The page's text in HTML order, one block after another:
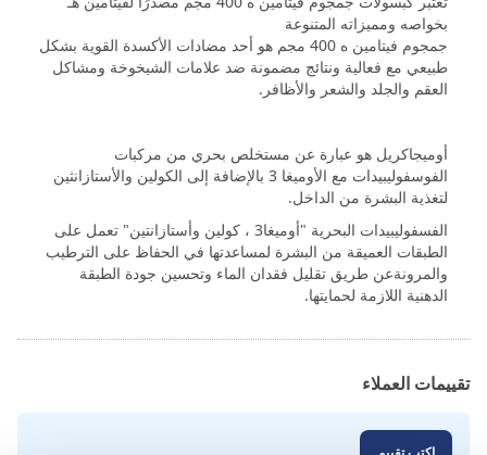
بخواصه ومميزاته المتنوعة
جمجوم فيتامين ه 400 مجم هو أحد مضادات الأكسدة القوية بشكل
طبيعي مع فعالية ونتائج مضمونة ضد علامات الشيخوخة ومشاكل
العقم والجلد والشعر والأظافر.
أوميجاكريل هو عبارة عن مستخلص بحري من مركبات
الفوسفوليبيدات مع الأوميغا 3 بالإضافة إلى الكولين والأستازانثين
لتغذية البشرة من الداخل.
الفسفوليبيدات البحرية "أوميغا3 ، كولين وأستازانتين" تعمل على
الطبقات العميقة من البشرة لمساعدتها في الحفاظ على الترطيب
والمرونةعن طريق تقليل فقدان الماء وتحسين جودة الطبقة
الدهنية اللازمة لحمايتها.
تقييمات العملاء